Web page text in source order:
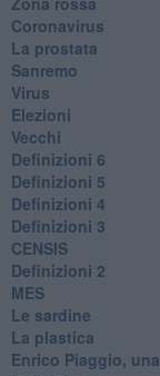
Coronavirus
La prostata
Sanremo
Virus
Elezioni
Vecchi
Definizioni 6
Definizioni 5
Definizioni 4
Definizioni 3
CENSIS
​Definizioni 2
MES
Le sardine
La plastica
​Enrico Piaggio,